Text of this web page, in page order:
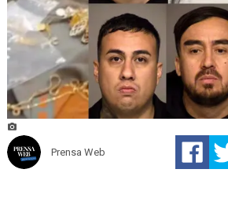
Prensa Web